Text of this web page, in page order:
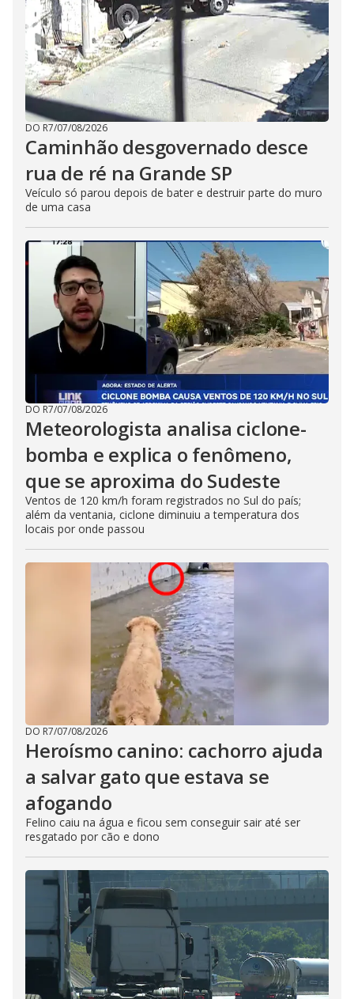
DO R7/07/08/2026
Caminhão desgovernado desce
rua de ré na Grande SP
Veículo só parou depois de bater e destruir parte do muro
de uma casa
DO R7/07/08/2026
Meteorologista analisa ciclone-
bomba e explica o fenômeno,
que se aproxima do Sudeste
Ventos de 120 km/h foram registrados no Sul do país;
além da ventania, ciclone diminuiu a temperatura dos
locais por onde passou
DO R7/07/08/2026
Heroísmo canino: cachorro ajuda
a salvar gato que estava se
afogando
Felino caiu na água e ficou sem conseguir sair até ser
resgatado por cão e dono